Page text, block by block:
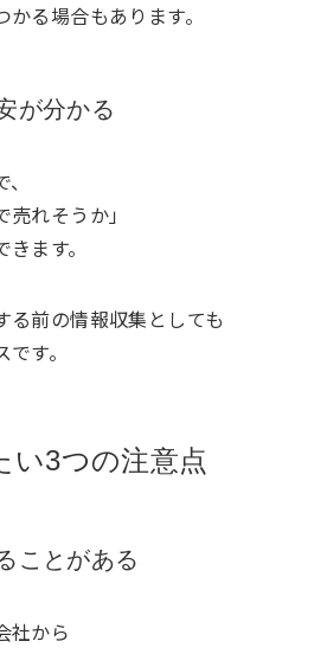
る場合もあります。
が分かる
売れそうか」
ます。
る前の情報収集としても
す。
い3つの注意点
ことがある
社から